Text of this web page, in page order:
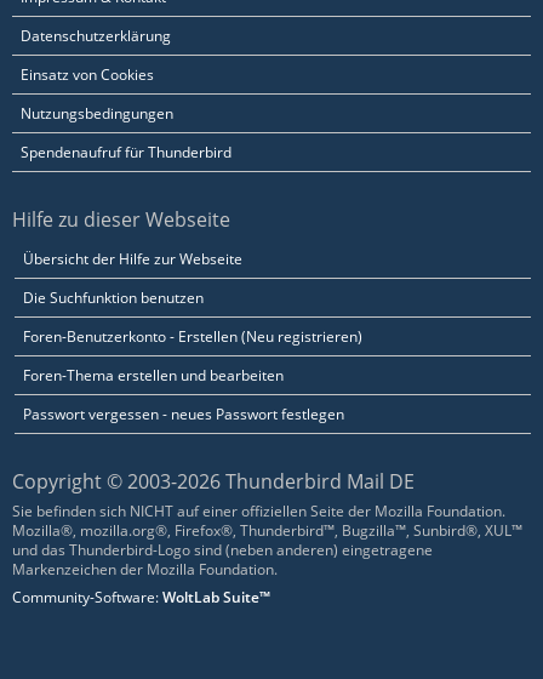
Datenschutzerklärung
Einsatz von Cookies
Nutzungsbedingungen
Spendenaufruf für Thunderbird
Hilfe zu dieser Webseite
Übersicht der Hilfe zur Webseite
Die Suchfunktion benutzen
Foren-Benutzerkonto - Erstellen (Neu registrieren)
Foren-Thema erstellen und bearbeiten
Passwort vergessen - neues Passwort festlegen
Copyright © 2003-2026 Thunderbird Mail DE
Sie befinden sich NICHT auf einer offiziellen Seite der Mozilla Foundation.
Mozilla®, mozilla.org®, Firefox®, Thunderbird™, Bugzilla™, Sunbird®, XUL™
und das Thunderbird-Logo sind (neben anderen) eingetragene
Markenzeichen der Mozilla Foundation.
Community-Software:WoltLab Suite™